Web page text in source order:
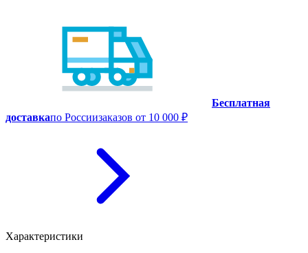
Бесплатная
доставкапо Россиизаказов от 10 000 ₽
Характеристики